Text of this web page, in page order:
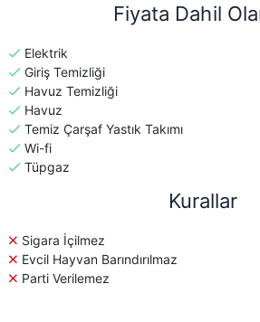
Fiyata Dahil
Elektrik
Giriş Temizliği
Havuz Temizliği
Havuz
Temiz Çarşaf Yastık Takımı
Wi-fi
Tüpgaz
Kurallar
Sigara İçilmez
Evcil Hayvan Barındırılmaz
Parti Verilemez